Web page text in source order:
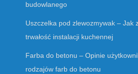
budowlanego
Uszczelka pod zlewozmywak – Jak
trwałość instalacji kuchennej
Farba do betonu – Opinie
rodzajów farb do betonu